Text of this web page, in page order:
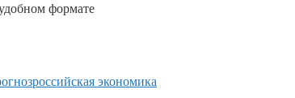
формате
российская экономика